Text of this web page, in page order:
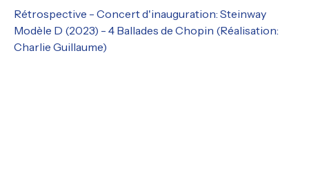
Rétrospective - Concert d'inauguration: Steinway
Modèle D (2023) - 4 Ballades de Chopin (Réalisation:
Charlie Guillaume)